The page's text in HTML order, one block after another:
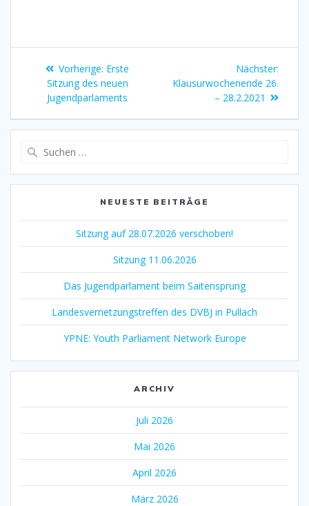
Vorherige: Erste
Sitzung des neuen
Jugendparlaments
Nächster:
Klausurwochenende 26.
– 28.2.2021
NEUESTE BEITRÄGE
Sitzung auf 28.07.2026 verschoben!
Sitzung 11.06.2026
Das Jugendparlament beim Saitensprung
Landesvernetzungstreffen des DVBJ in Pullach
YPNE: Youth Parliament Network Europe
ARCHIV
Juli 2026
Mai 2026
April 2026
März 2026